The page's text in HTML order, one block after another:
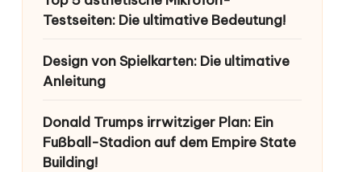
Testseiten: Die ultimative Bedeutung!
Design von Spielkarten: Die ultimative
Anleitung
Donald Trumps irrwitziger Plan: Ein
Fußball-Stadion auf dem Empire State
Building!